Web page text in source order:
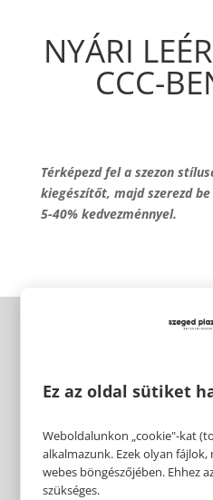
NYÁRI
CCC-
Térképezd fel a szezon
kiegészítőt, majd szerezd
5-40% kedvezménnyel.
Ez az oldal sütiket
Weboldalunkon „cookie"-kat
alkalmazunk. Ezek olyan
webes böngészőjében. Ehhez
szükséges.